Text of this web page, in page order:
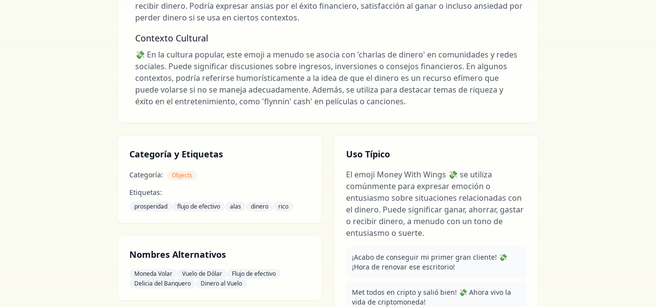
recibir dinero. Podría expresar ansias por el éxito financiero, satisfacción al ganar o incluso ansiedad por
perder dinero si se usa en ciertos contextos.
Contexto Cultural
💸 En la cultura popular, este emoji a menudo se asocia con 'charlas de dinero' en comunidades y redes
sociales. Puede significar discusiones sobre ingresos, inversiones o consejos financieros. En algunos
contextos, podría referirse humorísticamente a la idea de que el dinero es un recurso efímero que
puede volarse si no se maneja adecuadamente. Además, se utiliza para destacar temas de riqueza y
éxito en el entretenimiento, como 'flynnin' cash' en películas o canciones.
Categoría y Etiquetas
Categoría: Objects
Etiquetas:
prosperidad flujo de efectivo alas dinero rico
Nombres Alternativos
Moneda Volar Vuelo de Dólar
Flujo de efectivo
Delicia del Banquero
Dinero al Vuelo
Uso Típico
El emoji Money With Wings 💸 se utiliza
comúnmente para expresar emoción o
entusiasmo sobre situaciones relacionadas con
el dinero. Puede significar ganar, ahorrar, gastar
o recibir dinero, a menudo con un tono de
entusiasmo o suerte.
¡Acabo de conseguir mi primer gran cliente! 💸
¡Hora de renovar ese escritorio!
Met todos en cripto y salió bien! 💸 Ahora vivo la
vida de criptomoneda!